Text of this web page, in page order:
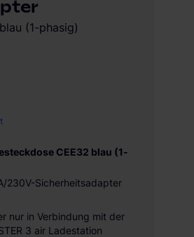
CEE32 blau (1-
230V-Sicherheitsadapter
nur in Verbindung mit der
3 air Ladestation
(1-phasig)